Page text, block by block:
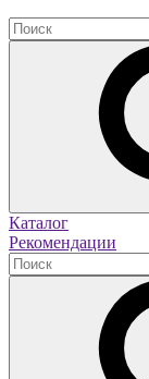
Каталог
Рекомендации